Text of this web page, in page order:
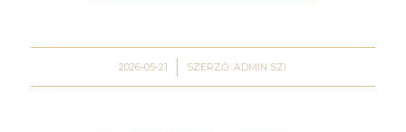
2026-05-21
/ SZERZŐ:ADMIN SZI